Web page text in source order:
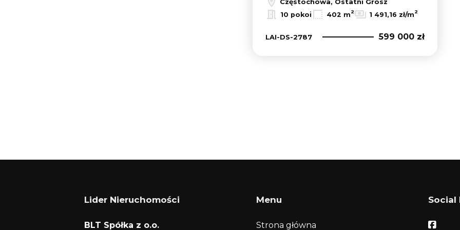
10 pokoi 402 m2 1 491,16 zł/m2
LAI-DS-2787 599 000 zł
Lider Nieruchomości
BLT Spółka z o.o.
Menu
Strona główna
Social